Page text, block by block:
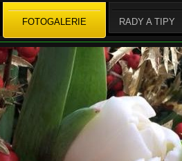
FOTOGALERIE RADY A TIPY